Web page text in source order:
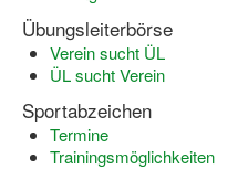
Kinderschutz im Sport
Übungsleiterbörse
Verein sucht ÜL
ÜL sucht Verein
Sportabzeichen
Termine
Trainingsmöglichkeiten